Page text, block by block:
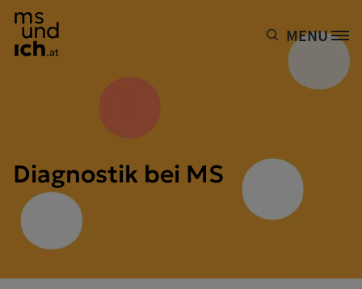
Site Logo MENU
Diagnostik bei MS